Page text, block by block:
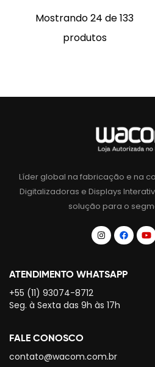
Mostrando 24 de 133
produtos
Líder global na fabricação e na
Digitalizadoras e Displays
solução para o
ATENDIMENTO WHATSAPP
+55 (11) 93074-8712
Seg. à Sexta das 9h às 17h
FALE CONOSCO
contato@wacom.com.br